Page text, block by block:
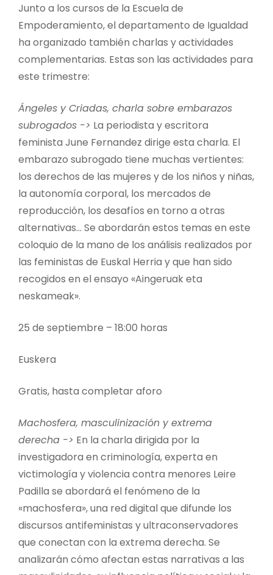
Junto a los cursos de la Escuela de
Empoderamiento, el departamento de Igualdad
ha organizado también charlas y actividades
complementarias. Estas son las actividades para
este trimestre:
Ángeles y Criadas, charla sobre embarazos
subrogados -> La periodista y escritora
feminista June Fernandez dirige esta charla. El
embarazo subrogado tiene muchas vertientes:
los derechos de las mujeres y de los niños y niñas,
la autonomía corporal, los mercados de
reproducción, los desafíos en torno a otras
alternativas… Se abordarán estos temas en este
coloquio de la mano de los análisis realizados por
las feministas de Euskal Herria y que han sido
recogidos en el ensayo «Aingeruak eta
neskameak».
25 de septiembre – 18:00 horas
Euskera
Gratis, hasta completar aforo
Machosfera, masculinización y extrema
derecha -> En la charla dirigida por la
investigadora en criminología, experta en
victimología y violencia contra menores Leire
Padilla se abordará el fenómeno de la
«machosfera», una red digital que difunde los
discursos antifeministas y ultraconservadores
que conectan con la extrema derecha. Se
analizarán cómo afectan estas narrativas a las